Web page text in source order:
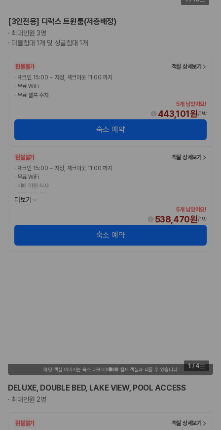
[3인전용] 디럭스 트윈룸(저층배정)
· 최대인원 3명
· 더블침대 1개 및 싱글침대 1개
환불불가
객실 상세보기
· 체크인 15:00 ~ 자정, 체크아웃 11:00 까지
· 무료 WiFi
· 무료 셀프 주차
5개 남았어요!
443,101원/1박
숙소 예약
환불불가
객실 상세보기
· 체크인 15:00 ~ 자정, 체크아웃 11:00 까지
· 무료 WiFi
· 뷔페 아침 식사
무료 셀프 주차
더보기
5개 남았어요!
538,470원/1박
숙소 예약
해당 객실 이미지는 숙소 대표이미지로 실제 객실과 다를 수 있습니다 1/4
DELUXE, DOUBLE BED, LAKE VIEW, POOL ACCESS
· 최대인원 2명
환불불가
객실 상세보기